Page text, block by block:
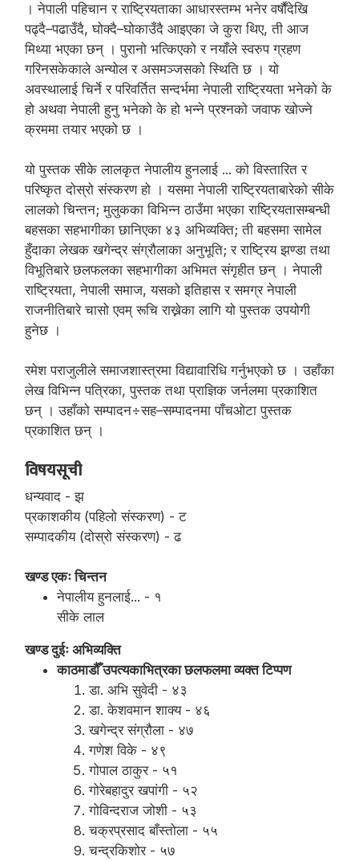
। नेपाली पहिचान र राष्ट्रियताका आधारस्तम्भ भनेर वर्षौंदेखि
पढ्दै–पढाउँदै, घोक्दै–घोकाउँदै आइएका जे कुरा थिए, ती आज
मिथ्या भएका छन् । पुरानो भत्किएको र नयाँले स्वरुप ग्रहण
गरिनसकेकाले अन्योल र असमञ्जसको स्थिति छ । यो
अवस्थालाई चिर्ने र परिवर्तित सन्दर्भमा नेपाली राष्ट्रियता भनेको के
हो अथवा नेपाली हुनु भनेको के हो भन्ने प्रश्नको जवाफ खोज्ने
क्रममा तयार भएको छ ।
यो पुस्तक सीके लालकृत नेपालीय हुनलाई ... को विस्तारित र
परिष्कृत दोस्रो संस्करण हो । यसमा नेपाली राष्ट्रियताबारेको सीके
लालको चिन्तन; मुलुकका विभिन्न ठाउँमा भएका राष्ट्रियतासम्बन्धी
बहसका सहभागीका छानिएका ४३ अभिव्यक्ति; ती बहसमा सामेल
हुँदाका लेखक खगेन्द्र संग्रौलाका अनुभूति; र राष्ट्रिय झण्डा तथा
विभूतिबारे छलफलका सहभागीका अभिमत संगृहीत छन् । नेपाली
राष्ट्रियता, नेपाली समाज, यसको इतिहास र समग्र नेपाली
राजनीतिबारे चासो एवम् रूचि राख्नेका लागि यो पुस्तक उपयोगी
हुनेछ ।
रमेश पराजुलीले समाजशास्त्रमा विद्यावारिधि गर्नुभएको छ । उहाँका
लेख विभिन्न पत्रिका, पुस्तक तथा प्राज्ञिक जर्नलमा प्रकाशित
छन् । उहाँको सम्पादन÷सह–सम्पादनमा पाँचओटा पुस्तक
प्रकाशित छन् ।
विषयसूची
धन्यवाद - झ
प्रकाशकीय (पहिलो संस्करण) - ट
सम्पादकीय (दोस्रो संस्करण) - ढ
खण्ड एकः चिन्तन
नेपालीय हुनलाई... - १
सीके लाल
खण्ड दुईः अभिव्यक्ति
काठमाडौँ उपत्यकाभित्रका छलफलमा व्यक्त टिप्पण
डा. अभि सुवेदी - ४३
डा. केशवमान शाक्य - ४६
खगेन्द्र संग्रौला - ४७
गणेश विके - ४९
गोपाल ठाकुर - ५१
गोरेबहादुर खपांगी - ५२
गोविन्दराज जोशी - ५३
चक्रप्रसाद बाँस्तोला - ५५
चन्द्रकिशोर - ५७